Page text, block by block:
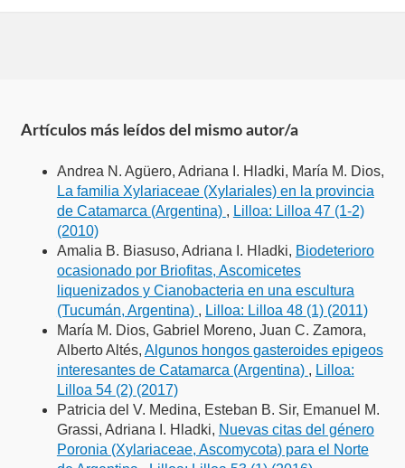
Artículos más leídos del mismo autor/a
Andrea N. Agüero, Adriana I. Hladki, María M. Dios,
La familia Xylariaceae (Xylariales) en la provincia
de Catamarca (Argentina) , Lilloa: Lilloa 47 (1-2)
(2010)
Amalia B. Biasuso, Adriana I. Hladki, Biodeterioro
ocasionado por Briofitas, Ascomicetes
liquenizados y Cianobacteria en una escultura
(Tucumán, Argentina) , Lilloa: Lilloa 48 (1) (2011)
María M. Dios, Gabriel Moreno, Juan C. Zamora,
Alberto Altés, Algunos hongos gasteroides epigeos
interesantes de Catamarca (Argentina) , Lilloa:
Lilloa 54 (2) (2017)
Patricia del V. Medina, Esteban B. Sir, Emanuel M.
Grassi, Adriana I. Hladki, Nuevas citas del género
Poronia (Xylariaceae, Ascomycota) para el Norte